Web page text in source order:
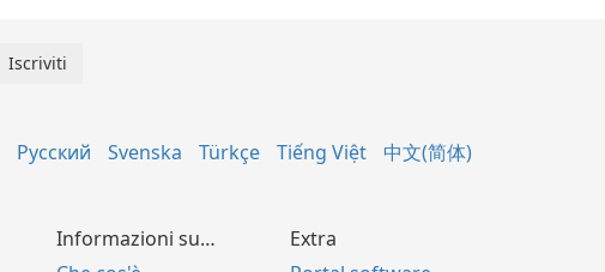
Русский Svenska Türkçe Tiếng Việt
中文(简体)
Informazioni su…
Extra